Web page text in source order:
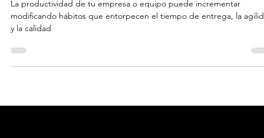
equipo con estos sencillos cambios
La productividad de tu empresa o equipo puede incrementar
y la calidad